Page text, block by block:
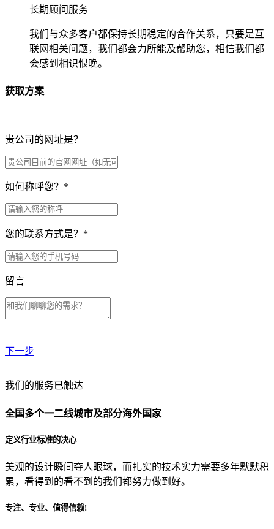
长期顾问服务
我们与众多客户都保持长期稳定的合作关系，只要是互
联网相关问题，我们都会力所能及帮助您，相信我们都
会感到相识恨晚。
获取方案
贵公司的网址是？
如何称呼您？ *
您的联系方式是？ *
留言
下一步
贵公司预算范围是？
贵公司的团队规模是？
目前主要的营销渠道是？
我们的服务已触达
全国多个一二线城市及部分海外国家
定义行业标准的决心
美观的设计瞬间夺人眼球，而扎实的技术实力需要多年默默积
累，看得到的看不到的我们都努力做到好。
专注、专业、值得信赖!